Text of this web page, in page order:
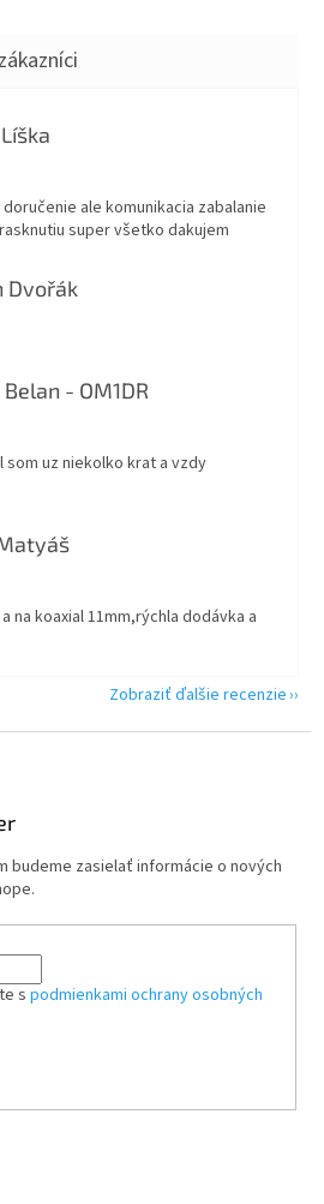
obchodu je 5 z 5 hviezdičiek.
ale komunikacia zabalanie
super všetko dakujem
Dvořák
obchodu je 5 z 5 hviezdičiek.
- OM1DR
obchodu je 5 z 5 hviezdičiek.
som uz niekolko krat a vzdy
obchodu je 5 z 5 hviezdičiek.
na koaxial 11mm,rýchla dodávka a
Zobraziť ďalšie recenzie
budeme zasielať informácie o nových
s podmienkami ochrany osobných